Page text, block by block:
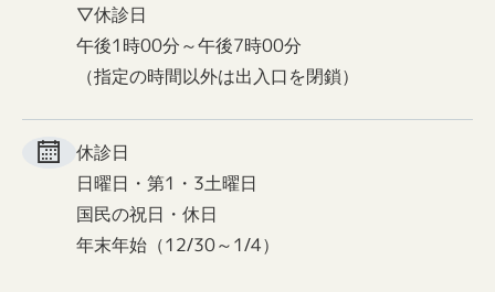
▽休診日
午後1時00分～午後7時00分
（指定の時間以外は出入口を閉鎖）
休診日
日曜日・第1・3土曜日
国民の祝日・休日
年末年始（12/30～1/4）